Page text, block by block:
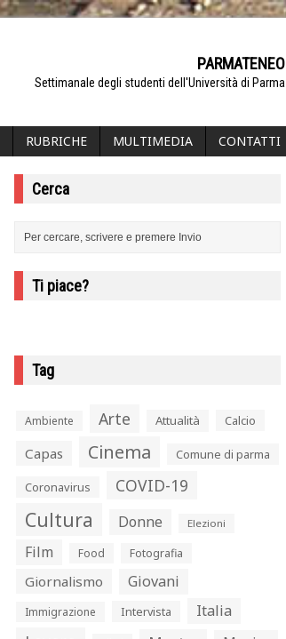
PARMATENEO
Settimanale degli studenti dell'Università di Parma
RUBRICHE MULTIMEDIA CONTATTI
Cerca
Ti piace?
Tag
Ambiente Arte Attualità Calcio
Capas Cinema Comune di parma
Coronavirus COVID-19
Cultura Donne Elezioni
Film Food Fotografia
Giornalismo Giovani
Immigrazione Intervista Italia